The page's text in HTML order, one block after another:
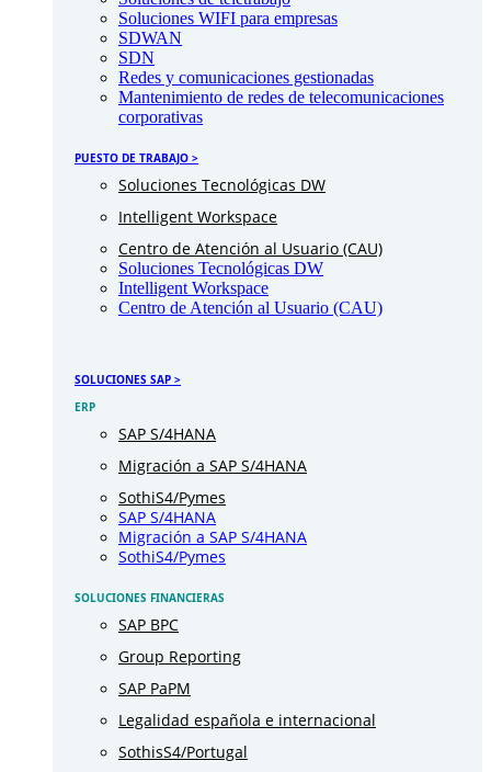
Soluciones WIFI para empresas
SDWAN
SDN
Redes y comunicaciones gestionadas
Mantenimiento de redes de telecomunicaciones
corporativas
PUESTO DE TRABAJO >
Soluciones Tecnológicas DW
Intelligent Workspace
Centro de Atención al Usuario (CAU)
Soluciones Tecnológicas DW
Intelligent Workspace
Centro de Atención al Usuario (CAU)
SOLUCIONES SAP >
ERP
SAP S/4HANA
Migración a SAP S/4HANA
SothiS4/Pymes
SAP S/4HANA
Migración a SAP S/4HANA
SothiS4/Pymes
SOLUCIONES FINANCIERAS
SAP BPC
Group Reporting
SAP PaPM
Legalidad española e internacional
SothisS4/Portugal